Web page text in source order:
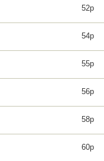
52p
54p
55p
56p
58p
60p